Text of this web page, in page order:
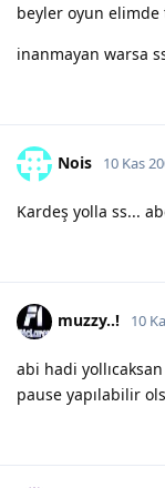
beyler oyun elimde
inanmayan warsa
Nois 10 Kas
Kardeş yolla ss...
muzzy..! 10
abi hadi
pause yapılabilir